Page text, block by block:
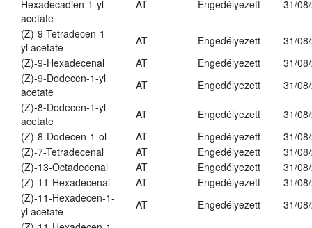
Hexadecadien-1-yl
acetate
AT Engedélyezett 31/
(Z)-9-Tetradecen-1-
yl acetate
AT Engedélyezett
31/
(Z)-9-Hexadecenal
AT Engedélyezett
31/
(Z)-9-Dodecen-1-yl
acetate
AT Engedélyezett
31/
(Z)-8-Dodecen-1-yl
acetate
AT Engedélyezett
31/
(Z)-8-Dodecen-1-ol
AT Engedélyezett
31/
(Z)-7-Tetradecenal
AT Engedélyezett
31/
(Z)-13-Octadecenal
AT Engedélyezett
31/
(Z)-11-Hexadecenal
AT Engedélyezett
31/
(Z)-11-Hexadecen-1-
yl acetate
AT Engedélyezett
31/